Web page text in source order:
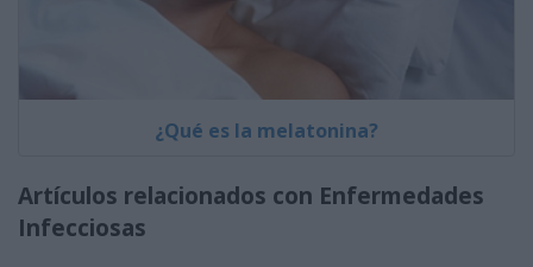
¿Qué es la melatonina?
Artículos relacionados con Enfermedades
Infecciosas